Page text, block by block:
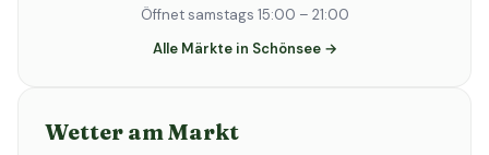
Öffnet samstags 15:00 – 21:00
Alle Märkte in Schönsee →
Wetter am Markt